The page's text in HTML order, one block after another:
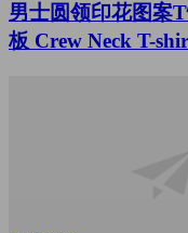
男士圆领印花图案
板 Crew Neck T-